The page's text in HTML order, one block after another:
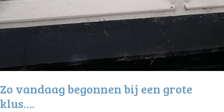
Zo vandaag begonnen bij een grote
klus….